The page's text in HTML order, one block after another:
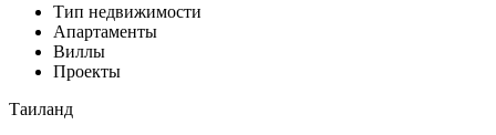
Тип недвижимости
Апартаменты
Виллы
Проекты
Таиланд